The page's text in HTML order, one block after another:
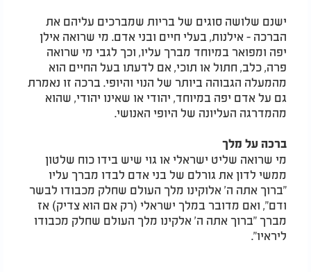
ישנם שלושה סוגים של בריות שמברכים עליהם את
הברכה - אילנות, בעלי חיים ובני אדם. מי שרואה אילן
יפה ומפואר במיוחד מברך עליו, וכך לגבי מי שרואה
פרה, כלב, חתול או תוכי, אם לדעתו בעל החיים הוא
מהמעלה הגבוהה ביותר של הנוי והיופי. ברכה זו נאמרת
גם על אדם יפה במיוחד, יהודי או שאינו יהודי, שהוא
מהמדרגה העליונה של היופי האנושי.
ברכה על מלך
מי שרואה שליט ישראלי או גוי שיש בידו כוח שלטון
ממשי לדון את גורלם של בני אדם לבדו מברך עליו
"ברוך אתה ה' אלוקינו מלך העולם שחלק מכבודו לבשר
ודם", ואם מדובר במלך ישראלי (רק אם הוא צדיק) אז
מברך "ברוך אתה ה' אלקינו מלך העולם שחלק מכבודו
ליראיו".